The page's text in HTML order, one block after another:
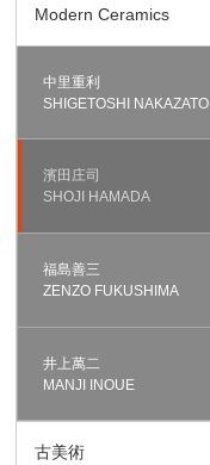
Modern Ceramics
中里重利
SHIGETOSHI NAKAZATO
濱田庄司
SHOJI HAMADA
福島善三
ZENZO FUKUSHIMA
井上萬二
MANJI INOUE
古美術